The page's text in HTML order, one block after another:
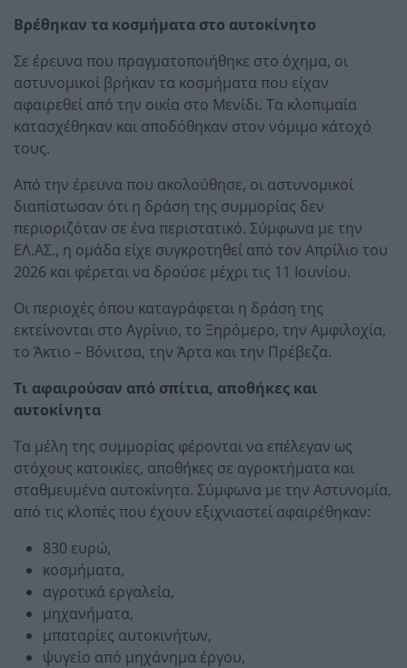
Βρέθηκαν τα κοσμήματα στο αυτοκίνητο
Σε έρευνα που πραγματοποιήθηκε στο όχημα, οι
αστυνομικοί βρήκαν τα κοσμήματα που είχαν
αφαιρεθεί από την οικία στο Μενίδι. Τα κλοπιμαία
κατασχέθηκαν και αποδόθηκαν στον νόμιμο κάτοχό
τους.
Από την έρευνα που ακολούθησε, οι αστυνομικοί
διαπίστωσαν ότι η δράση της συμμορίας δεν
περιοριζόταν σε ένα περιστατικό. Σύμφωνα με την
ΕΛ.ΑΣ., η ομάδα είχε συγκροτηθεί από τον Απρίλιο του
2026 και φέρεται να δρούσε μέχρι τις 11 Ιουνίου.
Οι περιοχές όπου καταγράφεται η δράση της
εκτείνονται στο Αγρίνιο, το Ξηρόμερο, την Αμφιλοχία,
το Άκτιο – Βόνιτσα, την Άρτα και την Πρέβεζα.
Τι αφαιρούσαν από σπίτια, αποθήκες και
αυτοκίνητα
Τα μέλη της συμμορίας φέρονται να επέλεγαν ως
στόχους κατοικίες, αποθήκες σε αγροκτήματα και
σταθμευμένα αυτοκίνητα. Σύμφωνα με την Αστυνομία,
από τις κλοπές που έχουν εξιχνιαστεί αφαιρέθηκαν:
830 ευρώ,
κοσμήματα,
αγροτικά εργαλεία,
μηχανήματα,
μπαταρίες αυτοκινήτων,
ψυγείο από μηχάνημα έργου,